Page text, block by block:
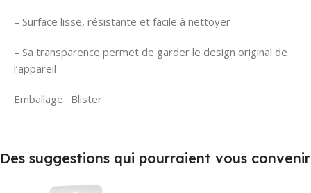
– Surface lisse, résistante et facile à nettoyer
– Sa transparence permet de garder le design original de
l’appareil
Emballage : Blister
Des suggestions qui pourraient vous convenir